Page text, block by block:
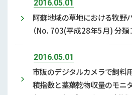
2016.05.01
阿蘇地域の草地における牧野
（No. 703(平成28年5月) 分類
2016.05.01
市販のデジタルカメラで飼料
積指数と茎葉乾物収量のモニ